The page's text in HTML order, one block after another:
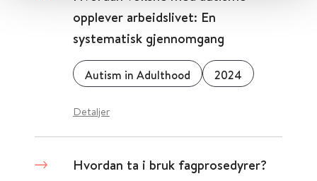
opplever arbeidslivet: En
systematisk gjennomgang
Autism in Adulthood 2024
Detaljer
Hvordan ta i bruk fagprosedyrer?